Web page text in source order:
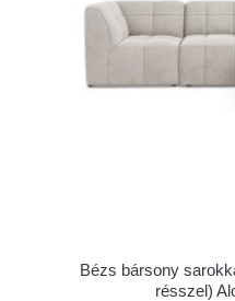
Bézs bársony
résszel)